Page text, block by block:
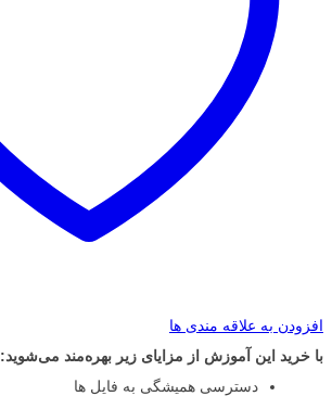
افزودن به علاقه مندی ها
با خرید این آموزش از مزایای زیر بهره‌مند می‌شوید:
دسترسی همیشگی به فایل ها